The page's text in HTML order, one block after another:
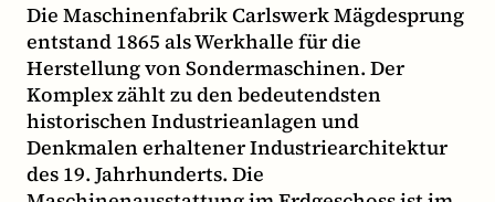
Die Maschinenfabrik Carlswerk Mägdesprung
entstand 1865 als Werkhalle für die
Herstellung von Sondermaschinen. Der
Komplex zählt zu den bedeutendsten
historischen Industrieanlagen und
Denkmalen erhaltener Industriearchitektur
des 19. Jahrhunderts. Die